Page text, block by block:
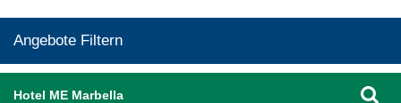
Angebote Filtern
Hotel ME Marbella